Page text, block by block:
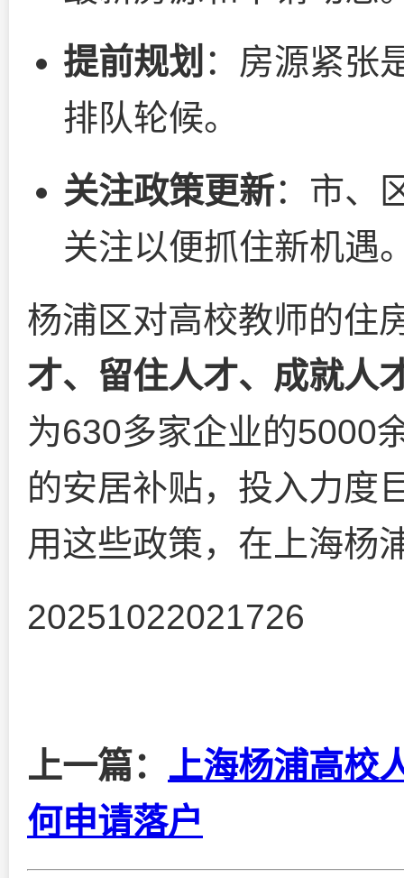
提前规划 ：房源紧张
排队轮候。
关注政策更新：市、
关注以便抓住新机遇
杨浦区对高校教师的住
才、留住人才、成就人
为630多家企业的5000
的安居补贴，投入力度
用这些政策，在上海杨
20251022021726
上一篇： 上海杨浦高校
何申请落户